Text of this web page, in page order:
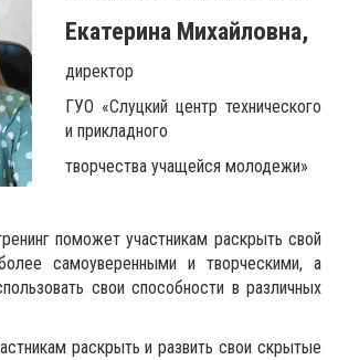
Екатерина Михайловна,
директор
ГУО «Слуцкий центр технического
и прикладного
творчества учащейся молодежи»
поможет участникам раскрыть свой
самоуверенными и творческими, а
свои способности в различных
раскрыть и развить свои скрытые